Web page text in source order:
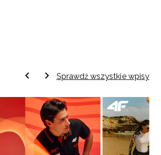
Sprawdź wszystkie wpisy